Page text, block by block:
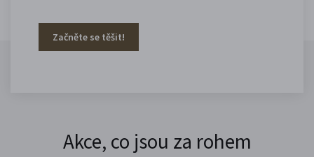
Začněte se těšit!
Akce, co jsou za rohem